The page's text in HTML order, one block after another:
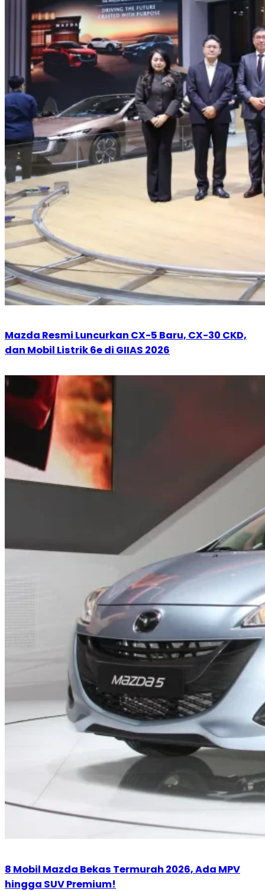
Mazda Resmi Luncurkan CX-5 Baru, CX-30 CKD,
dan Mobil Listrik 6e di GIIAS 2026
8 Mobil Mazda Bekas Termurah 2026, Ada MPV
hingga SUV Premium!